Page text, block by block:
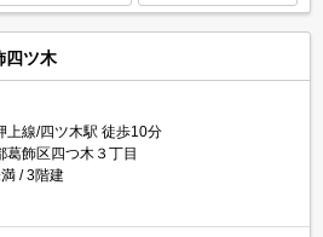
四ツ木
上線/四ツ木駅 徒歩10分
葛飾区四つ木３丁目
3階建